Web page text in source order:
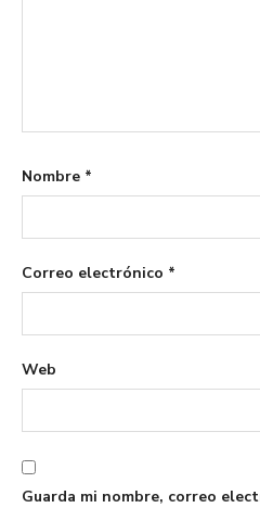
Nombre *
Correo electrónico *
Web
Guarda mi nombre, correo